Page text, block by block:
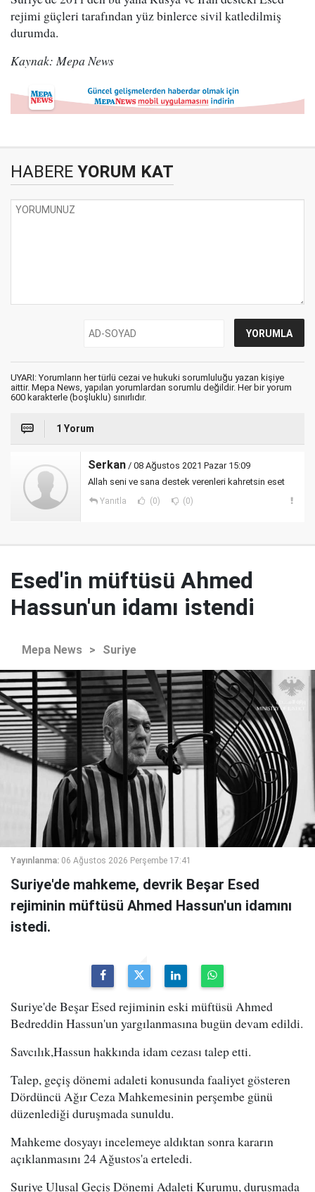
rejimi güçleri tarafından yüz binlerce sivil katledilmiş
durumda.
Kaynak: Mepa News
HABERE YORUM KAT
UYARI: Yorumların her türlü cezai ve hukuki sorumluluğu yazan kişiye
aittir. Mepa News, yapılan yorumlardan sorumlu değildir. Her bir yorum
600 karakterle (boşluklu) sınırlıdır.
1 Yorum
Serkan / 08 Ağustos 2021 Pazar 15:09
Allah seni ve sana destek verenleri kahretsin eset
Yanıtla (0) (0)
Esed'in müftüsü Ahmed
Hassun'un idamı istendi
Mepa News > Suriye
Yayınlanma: 06 Ağustos 2026 Perşembe 17:41
Suriye'de mahkeme, devrik Beşar Esed
rejiminin müftüsü Ahmed Hassun'un idamını
istedi.
Suriye'de Beşar Esed rejiminin eski müftüsü Ahmed
Bedreddin Hassun'un yargılanmasına bugün devam edildi.
Savcılık,Hassun hakkında idam cezası talep etti.
Talep, geçiş dönemi adaleti konusunda faaliyet gösteren
Dördüncü Ağır Ceza Mahkemesinin perşembe günü
düzenlediği duruşmada sunuldu.
Mahkeme dosyayı incelemeye aldıktan sonra kararın
açıklanmasını 24 Ağustos'a erteledi.
Suriye Ulusal Geçiş Dönemi Adaleti Kurumu, duruşmada